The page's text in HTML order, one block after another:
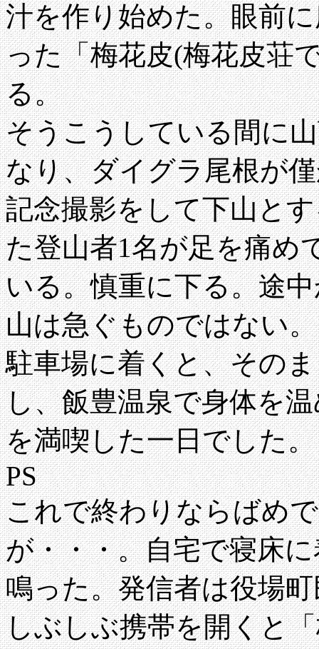
汁を作り始めた。眼前
った「梅花皮(梅花皮荘
る。
そうこうしている間に
なり、ダイグラ尾根が
記念撮影をして下山と
た登山者1名が足を痛め
いる。慎重に下る。途
山は急ぐものではない。
駐車場に着くと、その
し、飯豊温泉で身体を
を満喫した一日でした。
PS
これで終わりならばめ
が・・・。自宅で寝床
鳴った。発信者は役場
しぶしぶ携帯を開くと